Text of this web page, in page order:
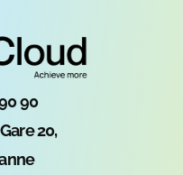
90
20,